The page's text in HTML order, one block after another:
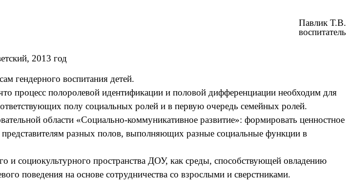
Павлик Т.В.
воспитатель
2013 год
гендерного воспитания детей.
процесс полоролевой идентификации и половой дифференциации необходим для
полу социальных ролей и в первую очередь семейных ролей.
области «Социально-коммуникативное развитие»: формировать ценностное
разных полов, выполняющих разные социальные функции в
социокультурного пространства ДОУ, как среды, способствующей овладению
поведения на основе сотрудничества со взрослыми и сверстниками.